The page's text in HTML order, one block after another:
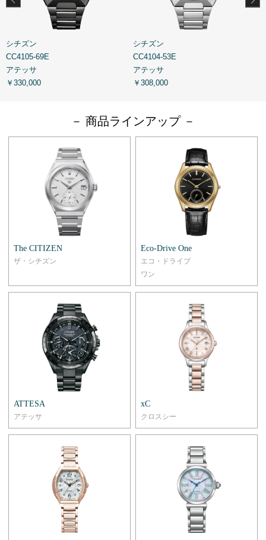
シチズン
CC4105-69E
アテッサ
￥330,000
シチズン
CC4104-53E
アテッサ
￥308,000
－ 商品ラインアップ －
The CITIZEN
ザ・シチズン
Eco-Drive One
エコ・ドライブ
ワン
ATTESA
アテッサ
xC
クロスシー